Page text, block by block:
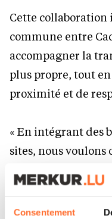
Consentement
Cette
commune entre
accompagner la
plus propre, tout
proximité et de
« En intégrant des
sites, nous
expérience plus
Pouvoir recharger
achats, un repas